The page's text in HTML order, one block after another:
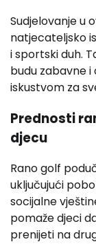
Sudjelovanje u
natjecateljsko
i sportski duh.
budu zabavne
iskustvom za
Prednosti
djecu
Rano golf
uključujući
socijalne
pomaže djeci
prenijeti na